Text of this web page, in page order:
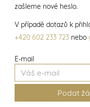
E-mail
zašleme nové heslo.
V případě dotazů k
+420 602 233 723 nebo